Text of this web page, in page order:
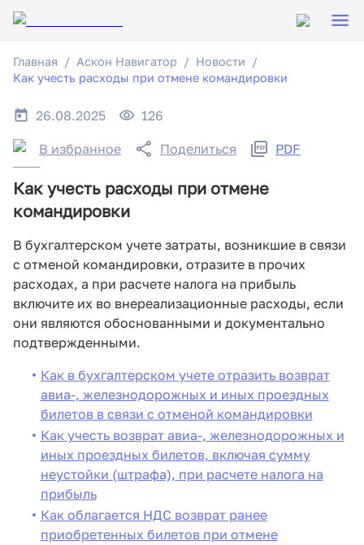
Главная Аскон Навигатор
Новости
Как учесть расходы при отмене командировки
26.08.2025 126
В избранное Поделиться PDF
Как учесть расходы при отмене
командировки
В бухгалтерском учете затраты, возникшие в связи
с отменой командировки, отразите в прочих
расходах, а при расчете налога на прибыль
включите их во внереализационные расходы, если
они являются обоснованными и документально
подтвержденными.
Как в бухгалтерском учете отразить возврат
авиа-, железнодорожных и иных проездных
билетов в связи с отменой командировки
Как учесть возврат авиа-, железнодорожных и
иных проездных билетов, включая сумму
неустойки (штрафа), при расчете налога на
прибыль
Как облагается НДС возврат ранее
приобретенных билетов при отмене